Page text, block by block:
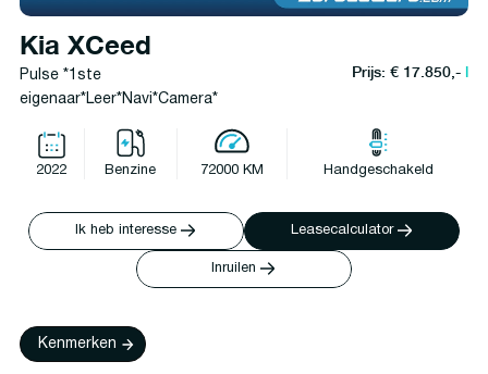
Kia XCeed
Pulse *1ste
eigenaar*Leer*Navi*Camera*
Prijs: € 17.850,-l
2022 Benzine 72000 KM Handgeschakeld
Ik heb interesse Leasecalculator
Inruilen
Kenmerken